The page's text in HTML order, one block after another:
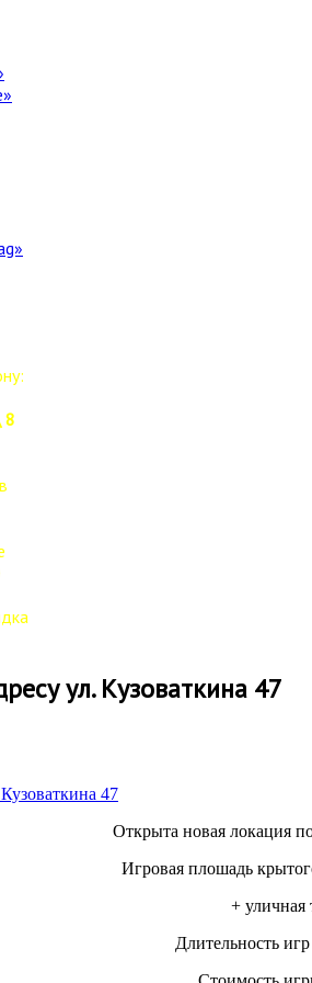
8
ул. Кузоваткина 47
Открыта новая локация
Игровая плошадь
+ уличная
Длительность